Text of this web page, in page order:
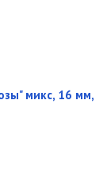
микс, 16 мм,